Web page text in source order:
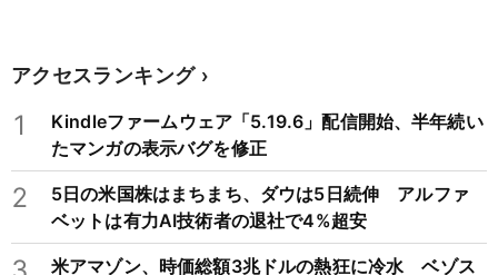
アクセスランキング
1
Kindleファームウェア「5.19.6」配信開始、半年続い
たマンガの表示バグを修正
2
5日の米国株はまちまち、ダウは5日続伸 アルファ
ベットは有力AI技術者の退社で4%超安
米アマゾン、時価総額3兆ドルの熱狂に冷水 ベゾス